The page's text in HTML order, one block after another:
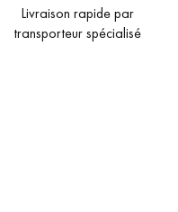
Livraison rapide par
transporteur spécialisé